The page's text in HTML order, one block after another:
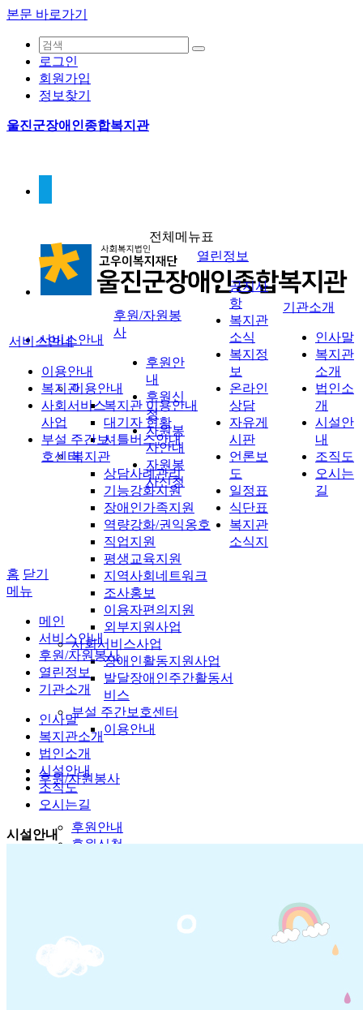
본문 바로가기
로그인
회원가입
정보찾기
울진군장애인종합복지관
서비스안내
이용안내
복지관 이용안내
대기자 현황
셔틀버스안내
복지관
상담사례관리
기능강화지원
장애인가족지원
역량강화/권익옹호
직업지원
평생교육지원
지역사회네트워크
조사홍보
이용자편의지원
외부지원사업
사회서비스사업
장애인활동지원사업
발달장애인주간활동서
비스
부설 주간보호센터
이용안내
후원/자원봉사
후원안내
후원신청
공지사항
전체메뉴표
서비스안내
이용안내
복지관
사회서비스
사업
부설 주간보
호센터
후원/자원봉
사
후원안
내
후원신
청
자원봉
사안내
자원봉
사신청
열린정보
공지사
항
복지관
소식
복지정
보
온라인
상담
자유게
시판
언론보
도
일정표
식단표
복지관
소식지
기관소개
인사말
복지관
소개
법인소
개
시설안
내
조직도
오시는
길
홈 닫기
메뉴
메인
서비스안내
후원/자원봉사
열린정보
기관소개
인사말
복지관소개
법인소개
시설안내
조직도
오시는길
시설안내